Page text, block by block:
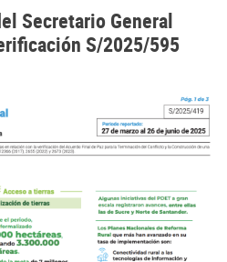
Secretario General
S/2025/595